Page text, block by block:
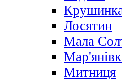
Лосятин
Мала
Митниця